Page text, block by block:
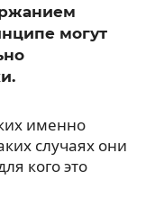
могут
именно
случаях они
кого это